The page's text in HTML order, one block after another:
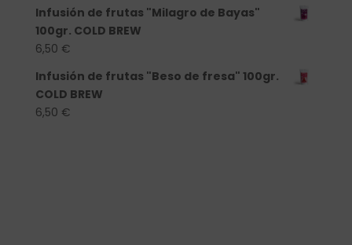
Infusión de frutas "Milagro de Bayas"
100gr. COLD BREW
6,50 €
Infusión de frutas "Beso de fresa" 100gr.
COLD BREW
6,50 €